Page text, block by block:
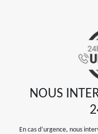
NOUS
En cas d’urgence, nous